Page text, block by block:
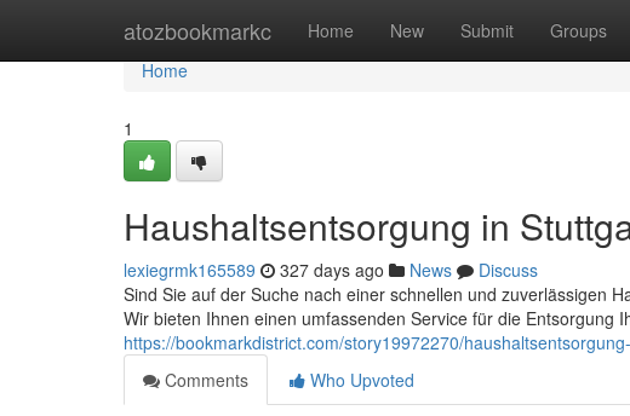
atozbookmarkc Home New Submit Groups
Home
Home
1
Haushaltsentsorgung in
lexiegrmk165589 327 days ago News
Discuss
Sind Sie auf der Suche nach einer schnellen und zuverlässigen
Wir bieten Ihnen einen umfassenden Service für die Entsorgung
https://bookmarkdistrict.com/story19972270/
Comments
Who Upvoted